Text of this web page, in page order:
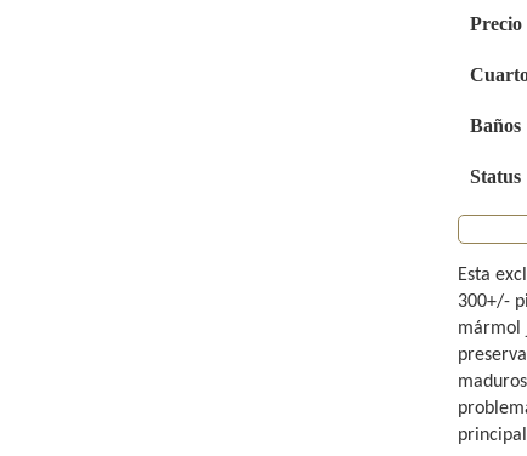
Precio
Baños
Status
Esta
300+/-
mármol